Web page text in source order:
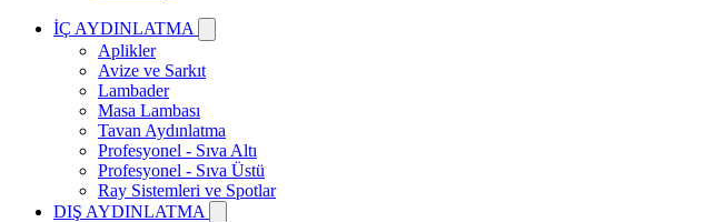
İÇ AYDINLATMA
Aplikler
Avize ve Sarkıt
Lambader
Masa Lambası
Tavan Aydınlatma
Profesyonel - Sıva Altı
Profesyonel - Sıva Üstü
Ray Sistemleri ve Spotlar
DIŞ AYDINLATMA